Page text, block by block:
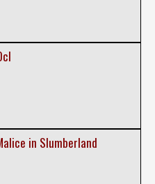
in Slumberland